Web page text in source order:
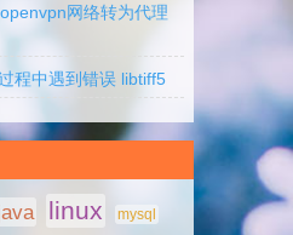
网络转为代理
程中遇到错误 libtiff5
linux mysql